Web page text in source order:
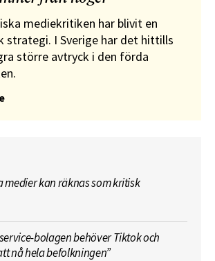
mediekritiken har blivit en
strategi. I Sverige har det hittills
större avtryck i den förda
medier kan räknas som kritisk
bolagen behöver Tiktok och
nå hela befolkningen”